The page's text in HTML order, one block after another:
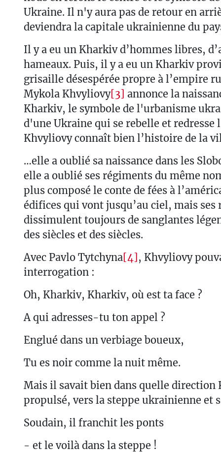
Ukraine. Il n'y aura pas de retour en
deviendra la capitale ukrainienne du
Il y a eu un Kharkiv d’hommes libres,
hameaux. Puis, il y a eu un Kharkiv
grisaille désespérée propre à l’empire
Mykola Khvyliovy[3] annonce la
Kharkiv, le symbole de l'urbanisme
d'une Ukraine qui se rebelle et redresse
Khvyliovy connaît bien l’histoire de la
…elle a oublié sa naissance dans les
elle a oublié ses régiments du même
plus composé le conte de fées à
édifices qui vont jusqu’au ciel, mais ses
dissimulent toujours de sanglantes
des siècles et des siècles.
Avec Pavlo Tytchyna[4], Khvyliovy
interrogation :
Oh, Kharkiv, Kharkiv, où est ta face ?
A qui adresses-tu ton appel ?
Englué dans un verbiage boueux,
Tu es noir comme la nuit même.
Mais il savait bien dans quelle
propulsé, vers la steppe ukrainienne et
Soudain, il franchit les ponts
- et le voilà dans la steppe !